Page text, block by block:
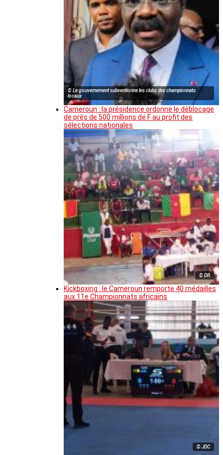
© Le gouvernement subventionne les clubs des championnats
locaux
Cameroun : la présidence ordonne le déblocage
de près de 500 millions de F au profit des
sélections nationales
© DR
Kickboxing : le Cameroun remporte 40 médailles
aux 11e Championnats africains
© JDC